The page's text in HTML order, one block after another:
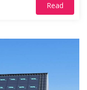
Read